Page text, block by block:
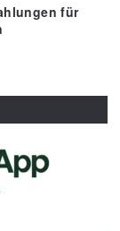
für